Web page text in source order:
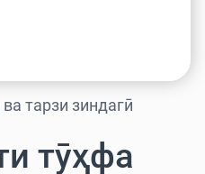
тарзи зиндагӣ
тӯҳфа